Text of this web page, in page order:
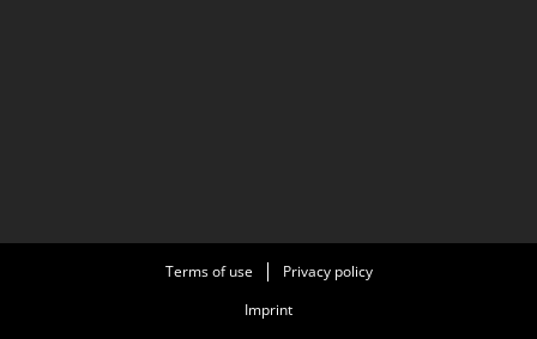
Terms of use
Privacy policy
Imprint